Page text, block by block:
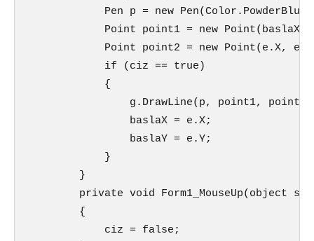
Pen p = new
Point point1 = new Point(baslaX,
Point point2 = new Point(e.X,
            if (ciz == true)
            {
g.DrawLine(p, point1,
                baslaX = e.X;
                baslaY = e.Y;
            }
        }
private void Form1_MouseUp(object
        {
            ciz = false;